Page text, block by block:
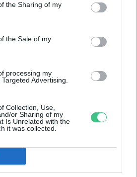
the Sharing of my
the Sale of my
processing my
Advertising.
Collection, Use,
or Sharing of my
Is Unrelated with the
it was collected.
le ültetés előtt,
mert ez a gombás
Lazítsuk meg a talajt,
áll, javítsuk egy kis
, majd készítsünk mély
tömörítsük a földet!
a palántát, és alaposan
körül, még mielőtt